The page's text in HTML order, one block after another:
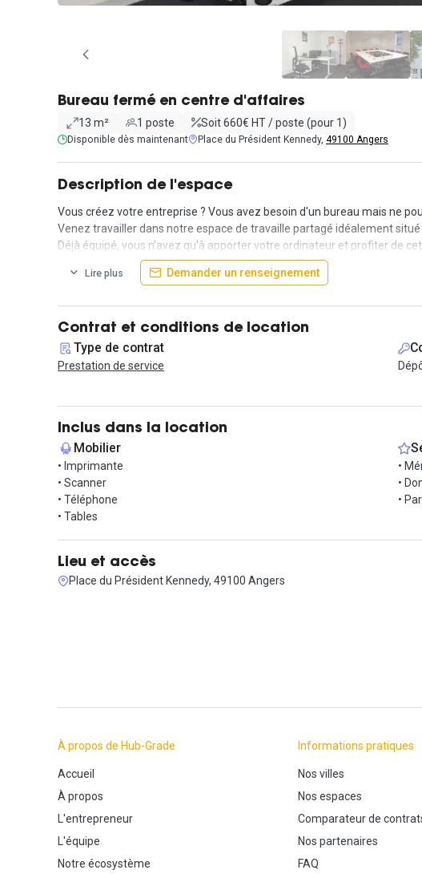
Bureau fermé en centre d'affaires
13 m² 1 poste Soit 660€ HT / poste (pour 1)
Disponible dès maintenant Place du Président Kennedy, 49100 Angers
Description de l'espace
Vous créez votre entreprise ? Vous avez besoin d'un bureau mais ne
Venez travailler dans notre espace de travaille partagé idéalement situé
Déjà équipé, vous n'avez qu'à apporter votre ordinateur et profiter de
Lire plus Demander un renseignement
Contrat et conditions de location
Type de contrat
Prestation de service
Inclus dans la location
Mobilier
• Imprimante
• Scanner
• Téléphone
• Tables
•
•
•
Lieu et accès
Place du Président Kennedy, 49100 Angers
À propos de Hub-Grade
Accueil
À propos
L'entrepreneur
L'équipe
Notre écosystème
Informations pratiques
Nos villes
Nos espaces
Comparateur de
Nos partenaires
FAQ